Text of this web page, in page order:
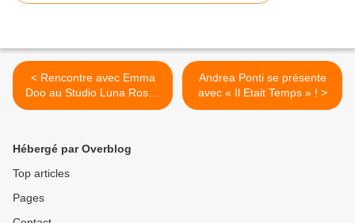
< Rencontre avec Emma
Doo au Studio Luna Rossa
à l’occasion de la sortie de
Andrea Ponti se présente
avec « Il Etait Temps » ! >
Hébergé par Overblog
Top articles
Pages